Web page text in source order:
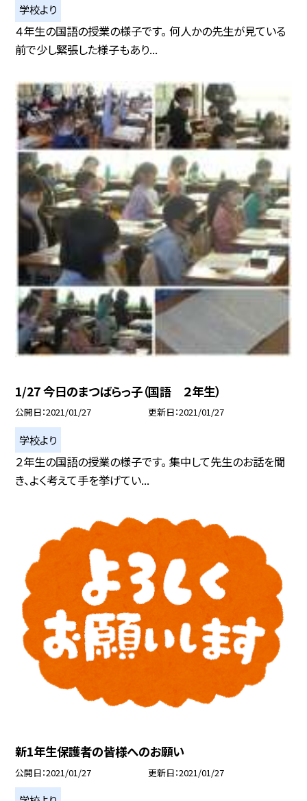
学校より
４年生の国語の授業の様子です。 何人かの先生が見ている
前で少し緊張した様子もあり...
1/27 今日のまつばらっ子（国語 ２年生）
公開日 2021/01/27 更新日 2021/01/27
学校より
２年生の国語の授業の様子です。 集中して先生のお話を聞
き、よく考えて手を挙げてい...
新1年生保護者の皆様へのお願い
公開日 2021/01/27 更新日 2021/01/27